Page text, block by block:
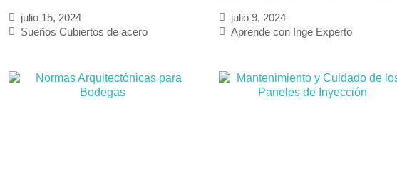
julio 15, 2024
Sueños Cubiertos de acero
julio 9, 2024
Aprende con Inge Experto